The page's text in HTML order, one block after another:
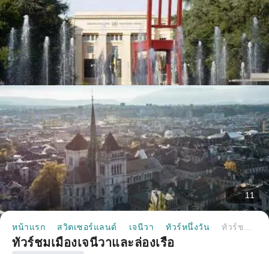
11
หน้าแรก สวิตเซอร์แลนด์ เจนีวา ทัวร์หนึ่งวัน
ทัวร์ชมเมืองเจนีวาและล่องเรือ